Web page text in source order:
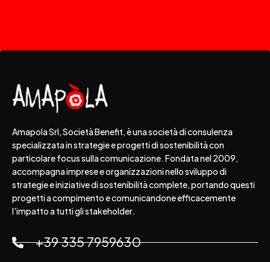
Amapola Srl, Società Benefit, è una società di consulenza
specializzata in strategie e progetti di sostenibilità con
particolare focus sulla comunicazione. Fondata nel 2009,
accompagna imprese e organizzazioni nello sviluppo di
strategie e iniziative di sostenibilità complete, portando questi
progetti a compimento e comunicandone efficacemente
l'impatto a tutti gli stakeholder.
+39 335 7959630